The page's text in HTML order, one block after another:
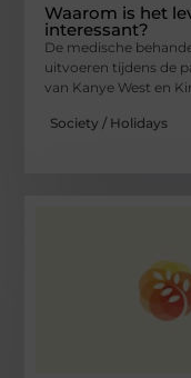
Waarom is het
interessant?
De medische
uitvoeren tijdens de
van Kanye West en
Society / Holidays